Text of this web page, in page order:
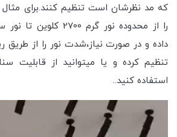
که مد نظرشان است تنظیم کنند.برای مثال
داده و در صورت نیاز،شدت نور را از طریق
تنظیم کرده و یا میتوانید از قابلیت
استفاده کنید..